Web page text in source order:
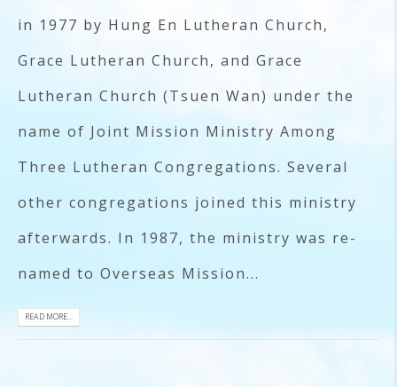
in 1977 by Hung En Lutheran Church,
Grace Lutheran Church, and Grace
Lutheran Church (Tsuen Wan) under the
name of Joint Mission Ministry Among
Three Lutheran Congregations. Several
other congregations joined this ministry
afterwards. In 1987, the ministry was re-
named to Overseas Mission...
READ MORE...